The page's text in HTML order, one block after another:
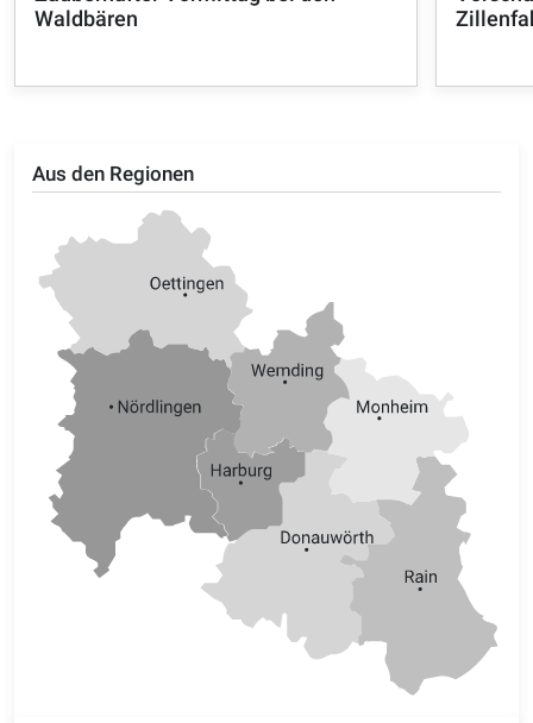
Aus den Regionen
Waldbären